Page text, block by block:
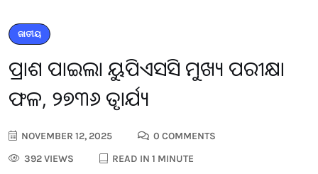
ଜାତୀୟ
ପ୍ରକାଶ ପାଇଲା ୟୁପିଏସସି ମୁଖ୍ୟ ପରୀକ୍ଷା
ଫଳ, ୨୭୩୬ କୃତକାର୍ଯ୍ୟ
NOVEMBER 12, 2025
0 COMMENTS
392 VIEWS
READ IN 1 MINUTE